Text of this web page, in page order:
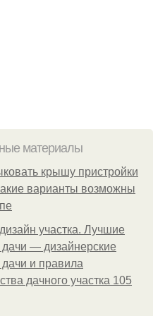
материалы
крышу пристройки
варианты возможны
участка. Лучшие
— дизайнерские
и правила
дачного участка 105